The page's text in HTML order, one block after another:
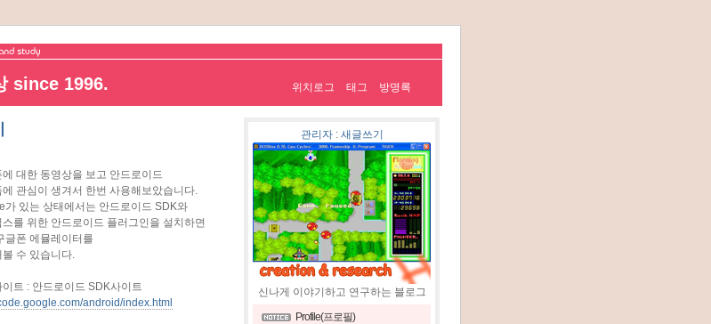
since 1996. 위치로그 태그 방명록
에 대한 동영상을 보고 안드로이드
에 관심이 생겨서 한번 사용해보았습니다.
가 있는 상태에서는 안드로이드 SDK와
스를 위한 안드로이드 플러그인을 설치하면
글폰 에뮬레이터를
볼 수 있습니다.
이트 : 안드로이드 SDK사이트
android/index.html
관리자: 새글쓰기
신나게 이야기하고 연구하는 블로그
Profile(프로필)